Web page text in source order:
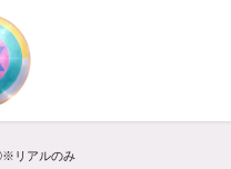
リアルのみ